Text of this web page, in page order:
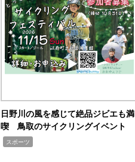
日野川の風を感じて絶品ジビエも満
喫 鳥取のサイクリングイベント
スポーツ